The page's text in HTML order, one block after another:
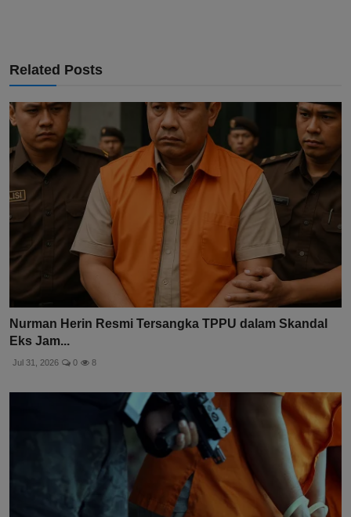
Related Posts
Nurman Herin Resmi Tersangka TPPU dalam Skandal
Eks Jam...
Jul 31, 2026 0 8